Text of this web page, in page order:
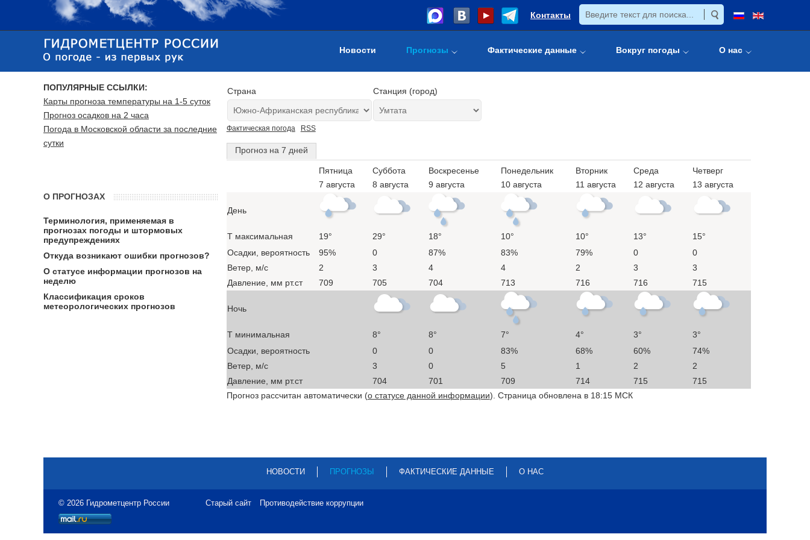
Контакты
Новости Прогнозы Фактические данные Вокруг погоды О нас
Страна Станция (город)
Фактическая погода RSS
Прогноз на 7 дней
Пятница
7 августа
Суббота
8 августа
Воскресенье
9 августа
Понедельник
10 августа
Вторник
11 августа
Среда
12 августа
Четверг
13 августа
День
T максимальная 19° 29° 18° 10° 10° 13°
15°
Осадки, вероятность
95% 0 87% 83% 79% 0
0
Ветер, м/с
2 3 4 4 2 3
3
Давление, мм рт.ст
709 705 704 713 716 716 715
Ночь
T минимальная 8° 8° 7° 4° 3°
3°
Осадки, вероятность
0 0 83% 68% 60%
74%
Ветер, м/с
3 0 5 1 2
2
Давление, мм рт.ст
704 701 709 714 715
715
Прогноз рассчитан автоматически (о статусе данной информации). Страница обновлена в 18:15 МСК
ПОПУЛЯРНЫЕ ССЫЛКИ:
Карты прогноза температуры на 1-5 суток
Прогноз осадков на 2 часа
Погода в Московской области за последние
сутки
О ПРОГНОЗАХ
Терминология, применяемая в
прогнозах погоды и штормовых
предупреждениях
Откуда возникают ошибки прогнозов?
О статусе информации прогнозов на
неделю
Классификация сроков
метеорологических прогнозов
НОВОСТИ ПРОГНОЗЫ ФАКТИЧЕСКИЕ ДАННЫЕ О НАС
© 2026 Гидрометцентр России Старый сайт Противодействие коррупции